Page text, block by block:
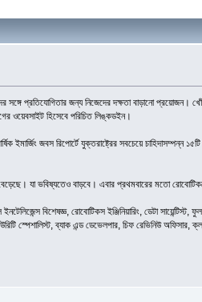
সঙ্গে প্রতিযোগিতার জন্য নিজেদের দক্ষতা বাড়ানো
ওয়েবসাইট হিসেবে পরিচিত লিঙ্কডইন।
জবস রিপোর্টে যুক্তরাষ্ট্রের সবচেয়ে চাহিদাসম্পন্ন
যা ভবিষ্যতেও বাড়বে। এবার প্রথমবারের মতো
বিশেষজ্ঞ, রোবোটিকস ইঞ্জিনিয়ারিং, ডেটা সায়েন্টিস্ট, ফুল
স্পেশালিস্ট, ব্যাক এন্ড ডেভেলপার, চিফ রেভিনিউ অফিসার,